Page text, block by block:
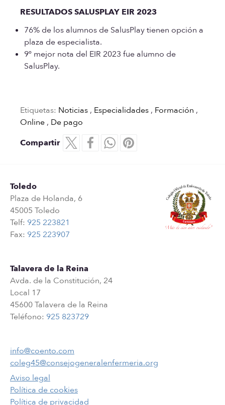
RESULTADOS SALUSPLAY EIR 2023
76% de los alumnos de SalusPlay tienen opción a
plaza de especialista.
9º mejor nota del EIR 2023 fue alumno de
SalusPlay.
Etiquetas: Noticias , Especialidades , Formación ,
Online , De pago
Compartir
Toledo
Plaza de Holanda, 6
45005 Toledo
Telf: 925 223821
Fax: 925 223907
Talavera de la Reina
Avda. de la Constitución, 24
Local 17
45600 Talavera de la Reina
Teléfono: 925 823729
info@coento.com
coleg45@consejogeneralenfermeria.org
Aviso legal
Política de cookies
Política de privacidad